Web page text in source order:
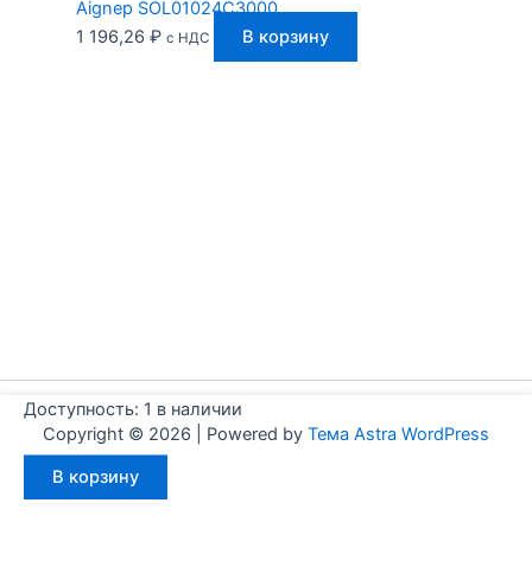
Aignep SOL01024C3000
1 196,26 ₽ с НДС В корзину
Copyright © 2026 | Powered by Тема Astra WordPress
Доступность: 1 в наличии
товара
В корзину